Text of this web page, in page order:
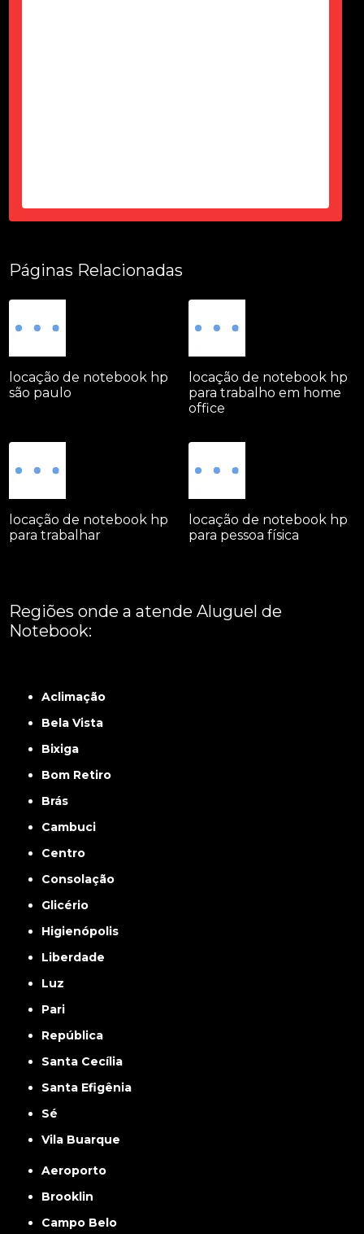
Páginas Relacionadas
locação de notebook hp
são paulo
locação de notebook hp
para trabalho em home
office
locação de notebook hp
para trabalhar
locação de notebook hp
para pessoa física
Regiões onde a atende Aluguel de
Notebook:
Aclimação
Bela Vista
Bixiga
Bom Retiro
Brás
Cambuci
Centro
Consolação
Glicério
Higienópolis
Liberdade
Luz
Pari
República
Santa Cecília
Santa Efigênia
Sé
Vila Buarque
Aeroporto
Brooklin
Campo Belo